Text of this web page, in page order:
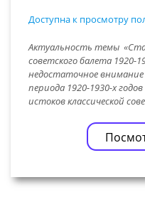
Доступна к просмотру
Актуальность темы
советского балета
недостаточное
периода 1920-1930-х
истоков классической